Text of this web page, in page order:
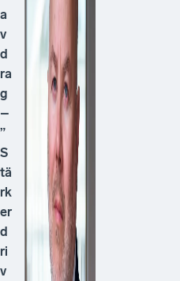
a
v
d
ra
g
–
”
S
tä
rk
er
d
ri
v